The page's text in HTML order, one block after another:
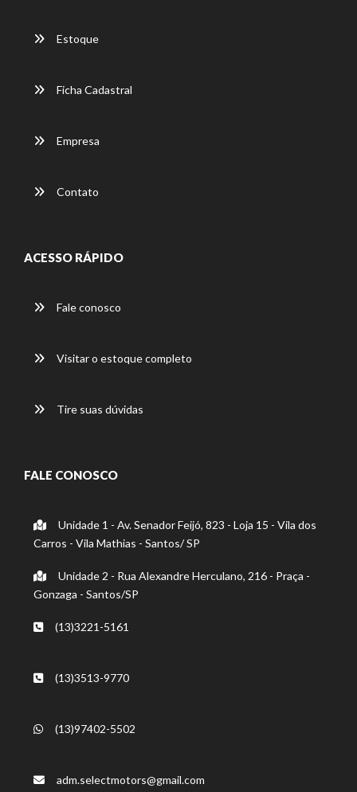
Estoque
Ficha Cadastral
Empresa
Contato
ACESSO RÁPIDO
Fale conosco
Visitar o estoque completo
Tire suas dúvidas
FALE CONOSCO
Unidade 1 - Av. Senador Feijó, 823 - Loja 15 - Vila dos
Carros - Vila Mathias - Santos/ SP
Unidade 2 - Rua Alexandre Herculano, 216 - Praça -
Gonzaga - Santos/SP
(13)3221-5161
(13)3513-9770
(13)97402-5502
adm.selectmotors@gmail.com